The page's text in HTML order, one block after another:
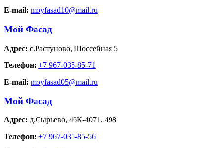
E-mail: moyfasad10@mail.ru
Мой Фасад
Адрес: с.Растуново, Шоссейная 5
Телефон: +7 967-035-85-71
E-mail: moyfasad05@mail.ru
Мой Фасад
Адрес: д.Сырьево, 46К-4071, 498
Телефон: +7 967-035-85-56